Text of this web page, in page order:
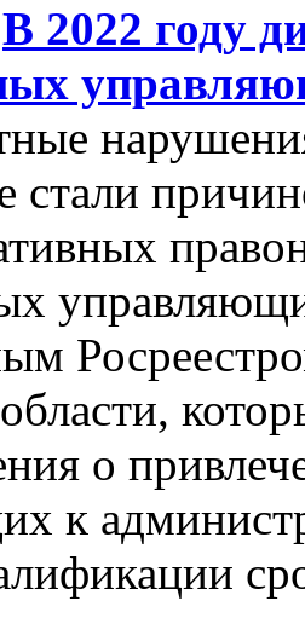
В 2022 году
стали
о
к